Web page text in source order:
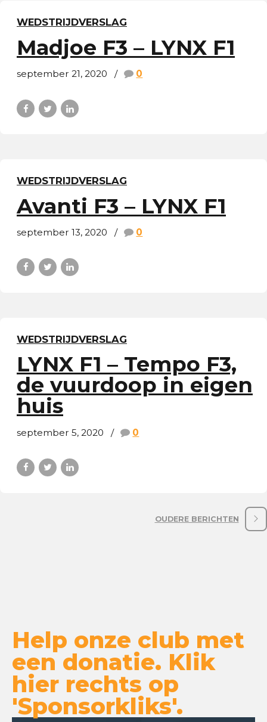
WEDSTRIJDVERSLAG
Madjoe F3 – LYNX F1
september 21, 2020 0
WEDSTRIJDVERSLAG
Avanti F3 – LYNX F1
september 13, 2020 0
WEDSTRIJDVERSLAG
LYNX F1 – Tempo F3,
de vuurdoop in eigen
huis
september 5, 2020 0
OUDERE BERICHTEN
Help onze club met
een donatie. Klik
hier rechts op
'Sponsorkliks'.